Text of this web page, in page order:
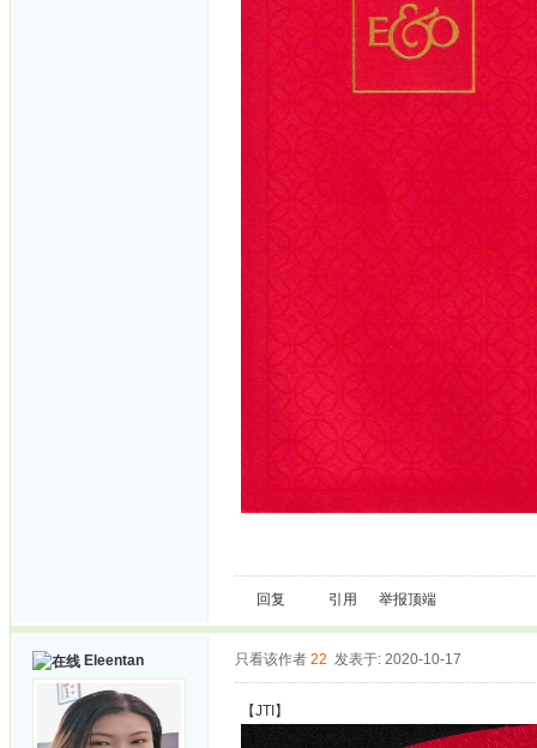
回复 引用 举报顶端
Eleentan 只看该作者 22 发表于: 2020-10-17
【JTI】